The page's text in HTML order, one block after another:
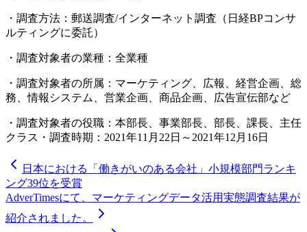
・調査方法：郵送調査/インターネット調査（日経BPコンサ
ルティングに委託）
・調査対象者の業種：全業種
・調査対象者の所属：マーケティング、広報、経営企画、総
務、情報システム、営業企画、商品企画、広告宣伝部など
・調査対象者の役職：本部長、事業部長、部長、課長、主任
クラス・調査時期：2021年11月22日～2021年12月16日
日本における「働きがいのある会社」小規模部門ランキ
ング39位を受賞
AdverTimesにて、マーケティングデータ活用実態調査結果が
紹介されました。